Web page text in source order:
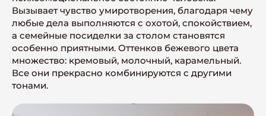
Вызывает чувство умиротворения, благодаря чему
любые дела выполняются с охотой, спокойствием,
а семейные посиделки за столом становятся
особенно приятными. Оттенков бежевого цвета
множество: кремовый, молочный, карамельный.
Все они прекрасно комбинируются с другими
тонами.